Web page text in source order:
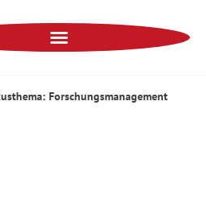
Forschungsmanagement